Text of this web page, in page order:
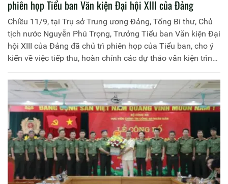
phiên họp Tiểu ban Văn kiện Đại hội XIII của Đảng
Chiều 11/9, tại Trụ sở Trung ương Đảng, Tổng Bí thư, Chủ
tịch nước Nguyễn Phú Trọng, Trưởng Tiểu ban Văn kiện Đại
hội XIII của Đảng đã chủ trì phiên họp của Tiểu ban, cho ý
kiến về việc tiếp thu, hoàn chỉnh các dự thảo văn kiện trình
Đại hội XIII của Đảng.